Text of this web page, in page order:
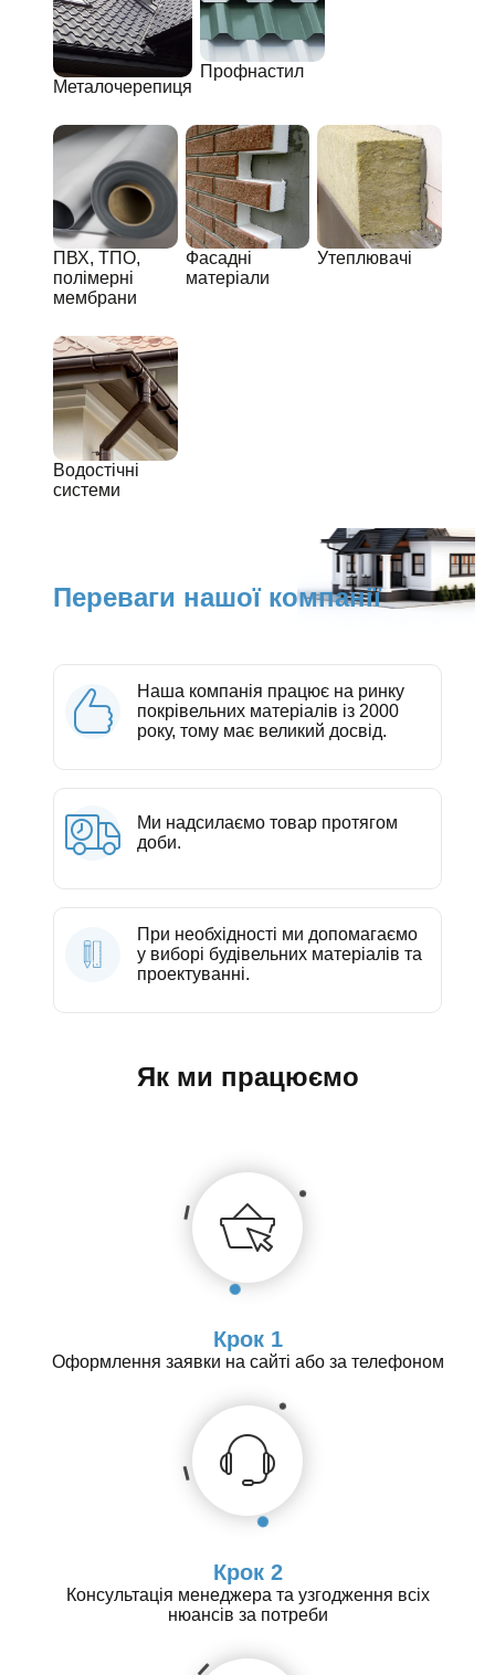
Металочерепиця
Профнастил
ПВХ, ТПО,
полімерні
мембрани
Фасадні
матеріали
Утеплювачі
Водостічні
системи
Переваги нашої компанії
Наша компанія працює на ринку
покрівельних матеріалів із 2000
року, тому має великий досвід.
Ми надсилаємо товар протягом
доби.
При необхідності ми допомагаємо
у виборі будівельних матеріалів та
проектуванні.
Як ми працюємо
Крок 1
Оформлення заявки на сайті або за телефоном
Крок 2
Консультація менеджера та узгодження всіх
нюансів за потреби